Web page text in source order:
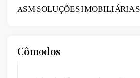
ASM SOLUÇÕES
Cômodos